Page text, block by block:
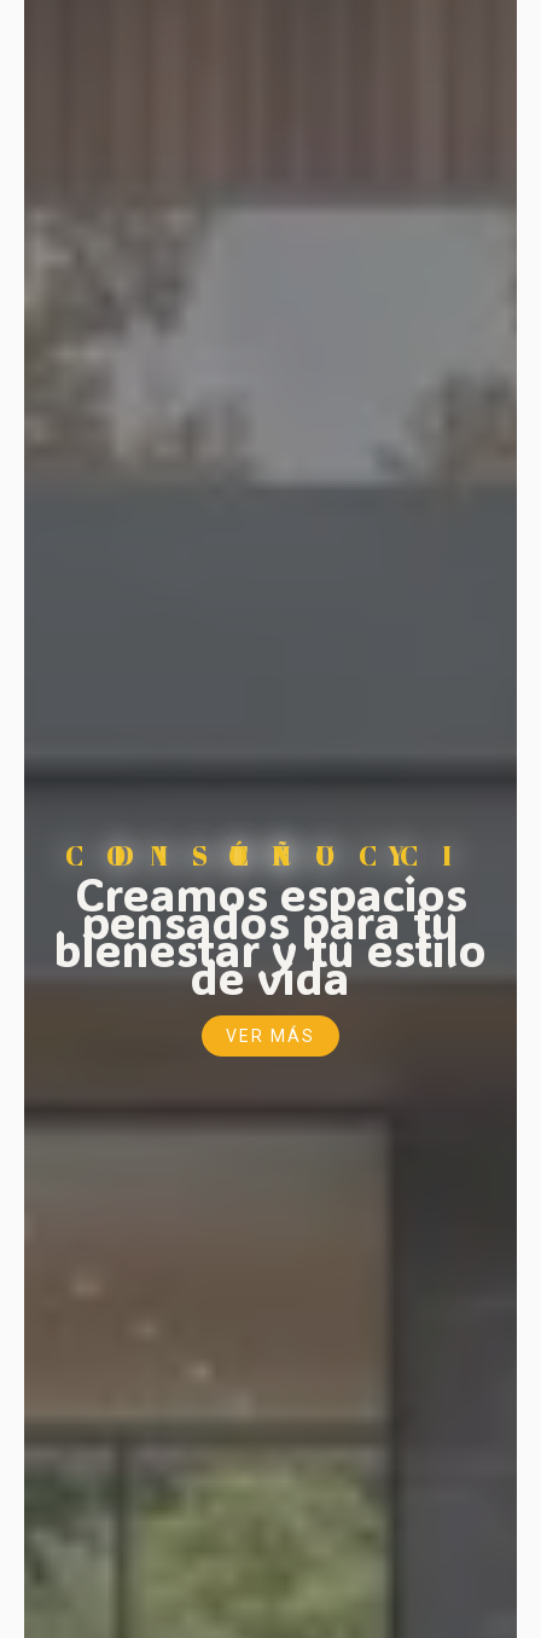
DISEÑO Y CONSTRUCCIÓN
Creamos espacios
pensados para tu
bienestar y tu estilo
de vida
VER MÁS